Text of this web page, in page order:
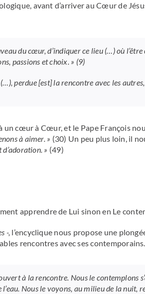
avant d’arriver au Cœur de
du cœur, d’indiquer ce lieu (…) où
passions et choix. » (9)
perdue [est] la rencontre avec les
un cœur à Cœur, et le Pape François
à aimer. » (30) Un peu plus loin, il
» (49)
apprendre de Lui sinon en Le
-, l’encyclique nous propose une
rencontres avec ses contemporains.
à la rencontre. Nous le contemplons
Nous le voyons, au milieu de la nuit,